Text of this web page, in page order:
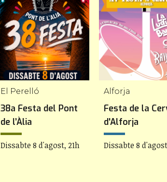
El Perelló
38a Festa del Pont
de l’Àlia
Dissabte 8 d'agost, 21h
Alforja
Festa de la
d'Alforja
Dissabte 8